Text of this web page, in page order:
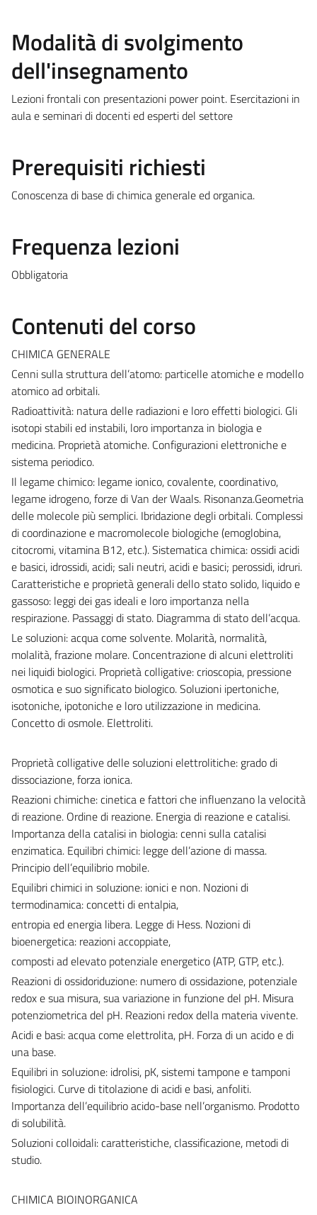
Modalità di svolgimento
dell'insegnamento
Lezioni frontali con presentazioni power point. Esercitazioni in
aula e seminari di docenti ed esperti del settore
Prerequisiti richiesti
Conoscenza di base di chimica generale ed organica.
Frequenza lezioni
Obbligatoria
Contenuti del corso
CHIMICA GENERALE
Cenni sulla struttura dell’atomo: particelle atomiche e modello
atomico ad orbitali.
Radioattività: natura delle radiazioni e loro effetti biologici. Gli
isotopi stabili ed instabili, loro importanza in biologia e
medicina. Proprietà atomiche. Configurazioni elettroniche e
sistema periodico.
Il legame chimico: legame ionico, covalente, coordinativo,
legame idrogeno, forze di Van der Waals. Risonanza.Geometria
delle molecole più semplici. Ibridazione degli orbitali. Complessi
di coordinazione e macromolecole biologiche (emoglobina,
citocromi, vitamina B12, etc.). Sistematica chimica: ossidi acidi
e basici, idrossidi, acidi; sali neutri, acidi e basici; perossidi, idruri.
Caratteristiche e proprietà generali dello stato solido, liquido e
gassoso: leggi dei gas ideali e loro importanza nella
respirazione. Passaggi di stato. Diagramma di stato dell’acqua.
Le soluzioni: acqua come solvente. Molarità, normalità,
molalità, frazione molare. Concentrazione di alcuni elettroliti
nei liquidi biologici. Proprietà colligative: crioscopia, pressione
osmotica e suo significato biologico. Soluzioni ipertoniche,
isotoniche, ipotoniche e loro utilizzazione in medicina.
Concetto di osmole. Elettroliti.
Proprietà colligative delle soluzioni elettrolitiche: grado di
dissociazione, forza ionica.
Reazioni chimiche: cinetica e fattori che influenzano la velocità
di reazione. Ordine di reazione. Energia di reazione e catalisi.
Importanza della catalisi in biologia: cenni sulla catalisi
enzimatica. Equilibri chimici: legge dell’azione di massa.
Principio dell’equilibrio mobile.
Equilibri chimici in soluzione: ionici e non. Nozioni di
termodinamica: concetti di entalpia,
entropia ed energia libera. Legge di Hess. Nozioni di
bioenergetica: reazioni accoppiate,
composti ad elevato potenziale energetico (ATP, GTP, etc.).
Reazioni di ossidoriduzione: numero di ossidazione, potenziale
redox e sua misura, sua variazione in funzione del pH. Misura
potenziometrica del pH. Reazioni redox della materia vivente.
Acidi e basi: acqua come elettrolita, pH. Forza di un acido e di
una base.
Equilibri in soluzione: idrolisi, pK, sistemi tampone e tamponi
fisiologici. Curve di titolazione di acidi e basi, anfoliti.
Importanza dell’equilibrio acido-base nell’organismo. Prodotto
di solubilità.
Soluzioni colloidali: caratteristiche, classificazione, metodi di
studio.
CHIMICA BIOINORGANICA